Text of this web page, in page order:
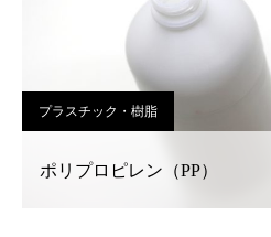
プラスチック・樹脂
ポリプロピレン（PP）